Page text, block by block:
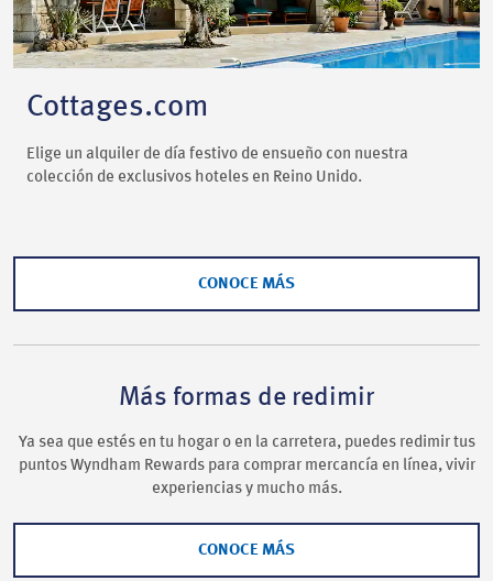
Cottages.com
Elige un alquiler de día festivo de ensueño con nuestra
colección de exclusivos hoteles en Reino Unido.
CONOCE MÁS
Más formas de redimir
Ya sea que estés en tu hogar o en la carretera, puedes redimir tus
puntos Wyndham Rewards para comprar mercancía en línea, vivir
experiencias y mucho más.
CONOCE MÁS